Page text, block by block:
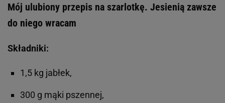
Mój ulubiony przepis na szarlotkę. Jesienią zawsze
do niego wracam
Składniki:
1,5 kg jabłek,
300 g mąki pszennej,